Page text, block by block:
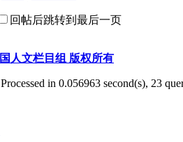
回帖后跳转到最后一页
人文栏目组 版权所有
in 0.056963 second(s), 23